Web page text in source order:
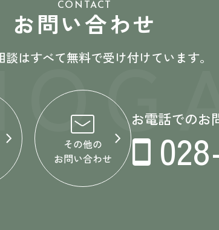
CONTACT
お問い合わせ
談はすべて無料で受け付けています。
その他の
お問い合わせ
お電話でのお